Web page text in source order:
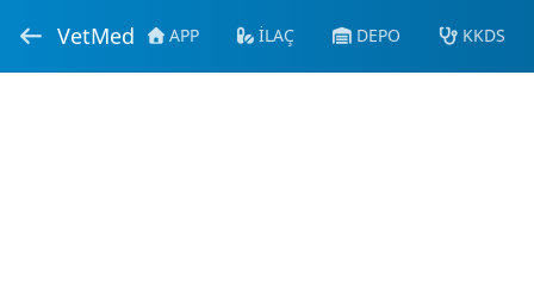
VetMed APP İLAÇ DEPO KKDS